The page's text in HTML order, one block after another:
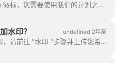
要移除 Wave.video 徽标，您需要使用我们的计划之一。您可以在这里查看所有计划。在 "我的项目 "中，点击三个圆点打开播放...
水印？ undefined 2年前
要在视频中添加水印，请前往 "水印 "步骤并上传您希望显示为水印的图片。一旦您...